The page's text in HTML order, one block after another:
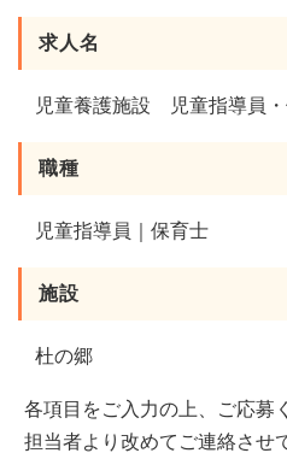
求人名
児童養護施設 児童指導員・
職種
児童指導員｜保育士
施設
杜の郷
各項目をご入力の上、ご応募
担当者より改めてご連絡させ